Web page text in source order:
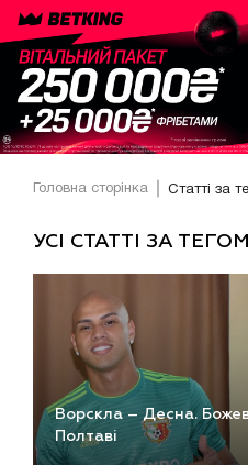
Головна сторінка Статті за
УСІ СТАТТІ ЗА
Ворскла – Десна.
Полтаві